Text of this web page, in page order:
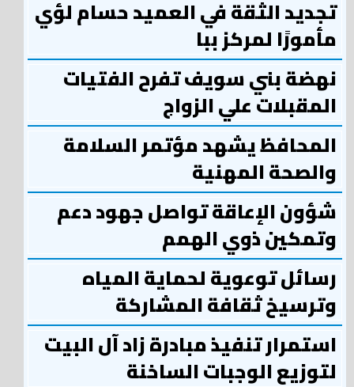
تجديد الثقة في العميد حسام لؤي
مأمورًا لمركز ببا
نهضة بني سويف تفرح الفتيات
المقبلات علي الزواج
المحافظ يشهد مؤتمر السلامة
والصحة المهنية
شؤون الإعاقة تواصل جهود دعم
وتمكين ذوي الهمم
رسائل توعوية لحماية المياه
وترسيخ ثقافة المشاركة
استمرار تنفيذ مبادرة زاد آل البيت
لتوزيع الوجبات الساخنة